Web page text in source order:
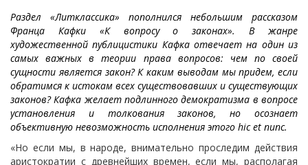
Раздел «Литклассика» пополнился небольшим рассказом
Франца Кафки «К вопросу о законах». В жанре
художественной публицистики Кафка отвечает на один из
самых важных в теории права вопросов: чем по своей
сущности является закон? К каким выводам мы придем, если
обратимся к истокам всех существовавших и существующих
законов? Кафка желает подлинного демократизма в вопросе
установления и толкования законов, но осознает
объективную невозможность исполнения этого hic et nunc.
«Но если мы, в народе, внимательно проследим действия
аристократии с древнейших времен, если мы, располагая